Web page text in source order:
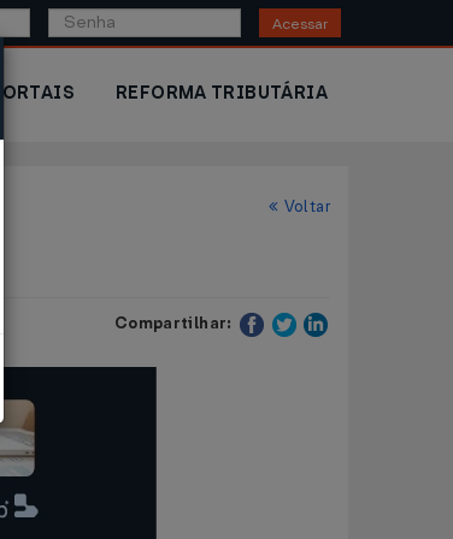
Acessar
PORTAIS REFORMA TRIBUTÁRIA
Voltar
Compartilhar: